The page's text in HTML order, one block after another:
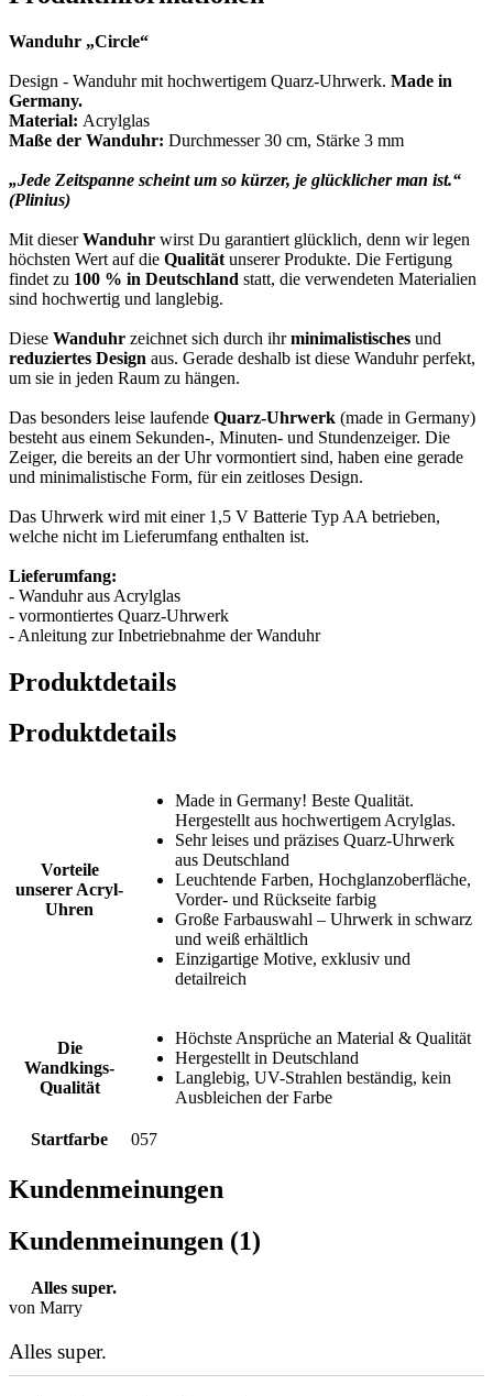
Wanduhr „Circle“
Design - Wanduhr mit hochwertigem Quarz-Uhrwerk. Made in
Germany.
Material: Acrylglas
Maße der Wanduhr: Durchmesser 30 cm, Stärke 3 mm
„Jede Zeitspanne scheint um so kürzer, je glücklicher man ist.“
(Plinius)
Mit dieserWanduhr wirst Du garantiert glücklich, denn wir legen
höchsten Wert auf die Qualität unserer Produkte. Die Fertigung
findet zu 100 % in Deutschland statt, die verwendeten Materialien
sind hochwertig und langlebig.
Diese Wanduhr zeichnet sich durch ihrminimalistisches und
reduziertes Design aus. Gerade deshalb ist diese Wanduhr perfekt,
um sie in jeden Raum zu hängen.
Das besonders leise laufende Quarz-Uhrwerk (made in Germany)
besteht aus einem Sekunden-, Minuten- und Stundenzeiger. Die
Zeiger, die bereits an der Uhr vormontiert sind, haben eine gerade
und minimalistische Form, für ein zeitloses Design.
Das Uhrwerk wird mit einer 1,5 V Batterie Typ AA betrieben,
welche nicht im Lieferumfang enthalten ist.
Lieferumfang:
- Wanduhr aus Acrylglas
- vormontiertes Quarz-Uhrwerk
- Anleitung zur Inbetriebnahme der Wanduhr
Produktdetails
Produktdetails
Vorteile
unserer Acryl-
Uhren
Made in Germany! Beste Qualität.
Hergestellt aus hochwertigem Acrylglas.
Sehr leises und präzises Quarz-Uhrwerk
aus Deutschland
Leuchtende Farben, Hochglanzoberfläche,
Vorder- und Rückseite farbig
Große Farbauswahl – Uhrwerk in schwarz
und weiß erhältlich
Einzigartige Motive, exklusiv und
detailreich
Die
Wandkings-
Qualität
Höchste Ansprüche an Material & Qualität
Hergestellt in Deutschland
Langlebig, UV-Strahlen beständig, kein
Ausbleichen der Farbe
Startfarbe 057
Kundenmeinungen
Kundenmeinungen (1)
Alles super.
von Marry
Alles super.